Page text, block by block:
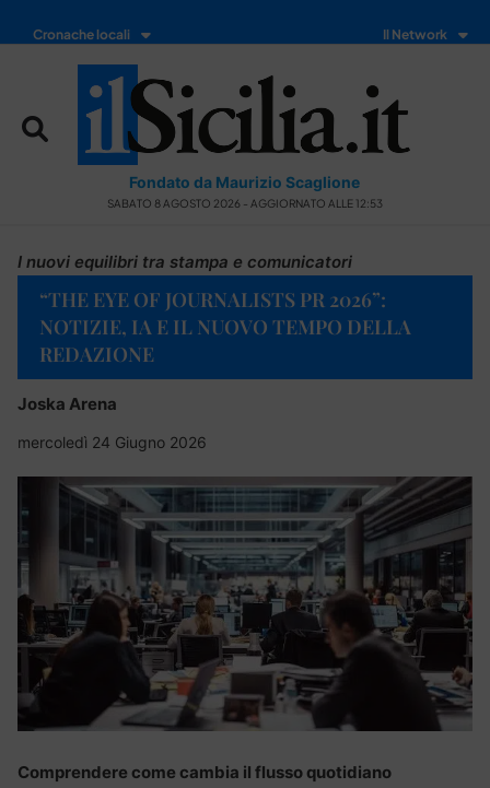
Cronache locali Il Network
Fondato da Maurizio Scaglione
SABATO 8 AGOSTO 2026 - AGGIORNATO ALLE 12:53
I nuovi equilibri tra stampa e comunicatori
“THE EYE OF JOURNALISTS PR 2026”:
NOTIZIE, IA E IL NUOVO TEMPO DELLA
REDAZIONE
Joska Arena
mercoledì 24 Giugno 2026
Comprendere come cambia il flusso quotidiano